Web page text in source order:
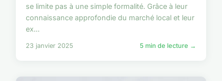
se limite pas à une simple formalité. Grâce à leur
connaissance approfondie du marché local et leur
ex...
23 janvier 2025 5 min de lecture →